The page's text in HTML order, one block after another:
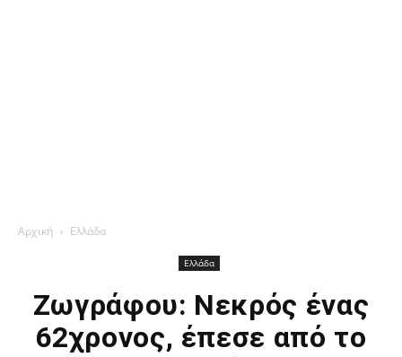
Αρχική Ελλάδα
Ελλάδα
Ζωγράφου: Νεκρός ένας
62χρονος, έπεσε από το